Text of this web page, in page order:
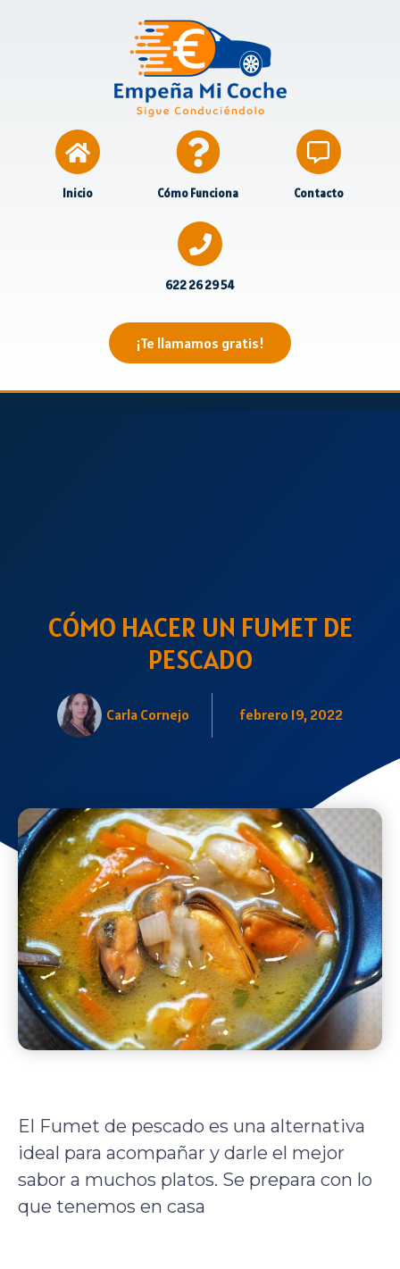
Inicio Cómo Funciona Contacto
622 26 29 54
¡Te llamamos gratis!
CÓMO HACER UN FUMET DE
PESCADO
Carla Cornejo febrero 19, 2022
El Fumet de pescado es una alternativa
ideal para acompañar y darle el mejor
sabor a muchos platos. Se prepara con lo
que tenemos en casa